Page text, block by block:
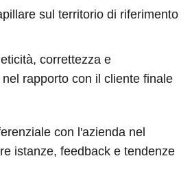
sul territorio di riferimento
correttezza e
rapporto con il cliente finale
con l'azienda nel
istanze, feedback e tendenze